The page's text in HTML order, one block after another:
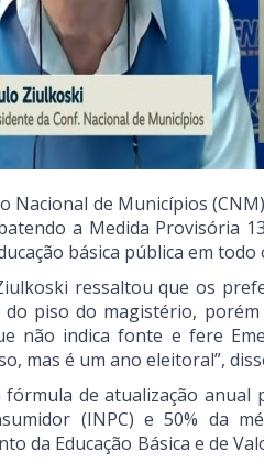
Nacional de Municípios
a Medida Provisória
básica pública em todo
ressaltou que os
piso do magistério,
não indica fonte e fere
mas é um ano eleitoral”,
fórmula de atualização
(INPC) e 50% da
da Educação Básica e de